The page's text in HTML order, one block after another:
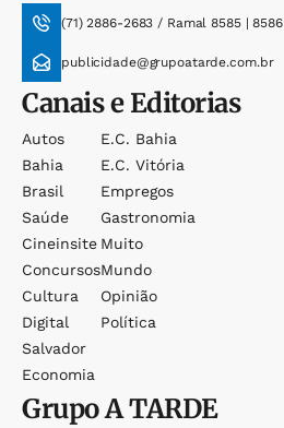
(71) 2886-2683 / Ramal 8585 | 8586
publicidade@grupoatarde.com.br
Canais e Editorias
Autos
Bahia
Brasil
Saúde
Cineinsite
Concursos
Cultura
Digital
Salvador
Economia
E.c. Bahia
E.c. Vitória
Empregos
Gastronomia
Muito
Mundo
Opinião
Política
GrupoA TARDE